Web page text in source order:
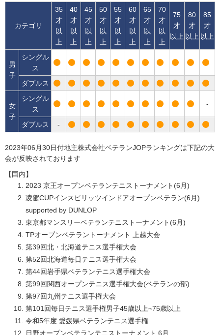
カテゴリ
35
才
以
上
40
才
以
上
45
才
以
上
50
才
以
上
55
才
以
上
60
才
以
上
65
才
以
上
70
才
以
上
75
才
以上
80
才
以上
85
才
以上
男
子
シングル
ス
ダブルス
女
子
シングル
ス
-
ダブルス -
2023年06月30日付地主株式会社ベテランJOPランキングは下記の大
会が反映されております
【国内】
2023 京王オープンベテランテニストーナメント(6月)
凌駕CUPインスピリッツインドアオープンベテラン(6月)
supported by DUNLOP
東京都マンスリーベテランテニストーナメント(6月)
TPオープンベテラントーナメント 上越大会
第39回北・北海道テニス選手権大会
第52回北海道毎日テニス選手権大会
第44回岩手県ベテランテニス選手権大会
第99回関西オープンテニス選手権大会(ベテランの部)
第97回九州テニス選手権大会
第101回毎日テニス選手権男子45歳以上~75歳以上
令和5年度 愛媛県ベテランテニス選手権
日野オープンベテランテニストーナメント 6月